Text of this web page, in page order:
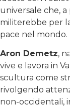
universale che,
militerebbe per
pace nel mondo.
Aron Demetz,
vive e lavora in
scultura come
rivolgendo
non-occidentali,